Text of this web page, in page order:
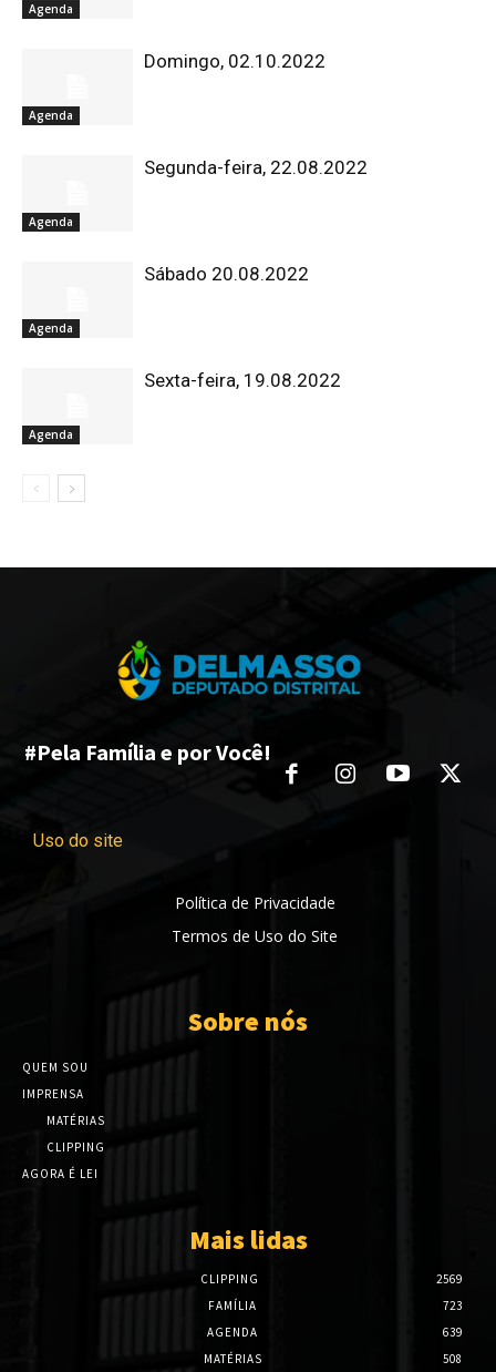
Agenda
Agenda
Domingo, 02.10.2022
Agenda
Segunda-feira, 22.08.2022
Agenda
Sábado 20.08.2022
Agenda
Sexta-feira, 19.08.2022
#Pela Família e por Você!
Uso do site
Política de Privacidade
Termos de Uso do Site
Sobre nós
QUEM SOU
IMPRENSA
MATÉRIAS
CLIPPING
AGORA É LEI
Mais lidas
CLIPPING
2569
FAMÍLIA
723
AGENDA
639
MATÉRIAS
508